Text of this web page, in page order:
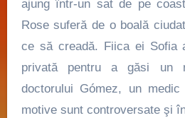
ajung într-un sat de pe
Rose suferă de o boală
ce să creadă. Fiica ei Sofia
privată pentru a găsi un
doctorului Gómez, un
motive sunt controversate şi